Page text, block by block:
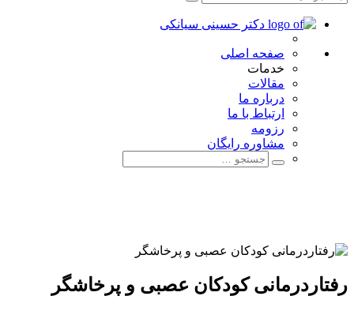
صفحه اصلی
خدمات
مقالات
درباره ما
ارتباط با ما
رزومه
مشاوره رایگان
رفتاردرمانی کودکان عصبی و پرخاشگر